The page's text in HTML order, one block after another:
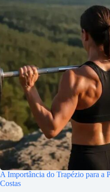
A Importância do Trapézio para a
Costas